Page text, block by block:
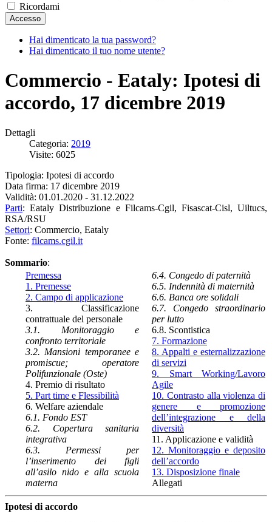
Ricordami
Accesso
Hai dimenticato la tua password?
Hai dimenticato il tuo nome utente?
Commercio - Eataly: Ipotesi di
accordo, 17 dicembre 2019
Dettagli
Categoria: 2019
Visite: 6025
Tipologia: Ipotesi di accordo
Data firma: 17 dicembre 2019
Validità: 01.01.2020 - 31.12.2022
Parti: Eataly Distribuzione e Filcams-Cgil, Fisascat-Cisl, Uiltucs,
RSA/RSU
Settori: Commercio, Eataly
Fonte: filcams.cgil.it
Sommario:
Premessa
1. Premesse
2. Campo di applicazione
3. Classificazione
contrattuale del personale
3.1. Monitoraggio e
confronto territoriale
3.2. Mansioni temporanee e
promiscue; operatore
Polifunzionale (Oste)
4. Premio di risultato
5. Part time e Flessibilità
6. Welfare aziendale
6.1. Fondo EST
6.2. Copertura sanitaria
integrativa
6.3. Permessi per
l’inserimento dei figli
all’asilo nido e alla scuola
materna
6.4. Congedo di paternità
6.5. Indennità di maternità
6.6. Banca ore solidali
6.7. Congedo straordinario
per lutto
6.8. Scontistica
7. Formazione
8. Appalti e esternalizzazione
di servizi
9. Smart Working/Lavoro
Agile
10. Contrasto alla violenza di
genere e promozione
dell’integrazione e della
diversità
11. Applicazione e validità
12. Monitoraggio e deposito
dell’accordo
13. Disposizione finale
Allegati
Ipotesi di accordo